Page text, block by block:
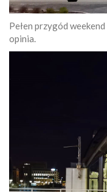
Pełen przygód
opinia.